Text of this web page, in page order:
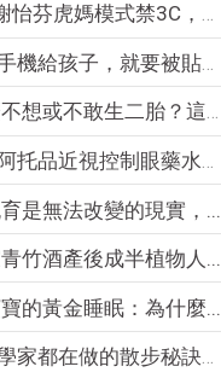
芬虎媽模式禁3C，看...
機給孩子，就要被貼「...
想或不敢生二胎？這8...
托品近視控制眼藥水納...
是無法改變的現實，...
竹酒產後成半植物人...
的黃金睡眠：為什麼...
家都在做的散步秘訣！...